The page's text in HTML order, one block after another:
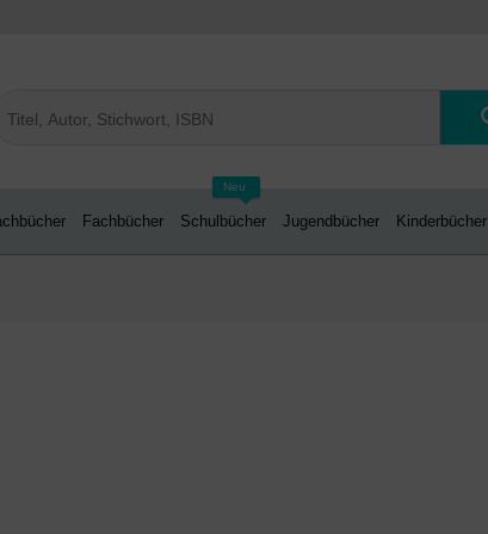
Fachbücher
Neu
Schulbücher Jugendbücher Kinderbücher